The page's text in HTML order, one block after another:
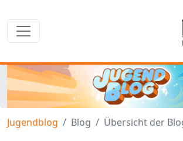
Jugendblog Blog Übersicht der